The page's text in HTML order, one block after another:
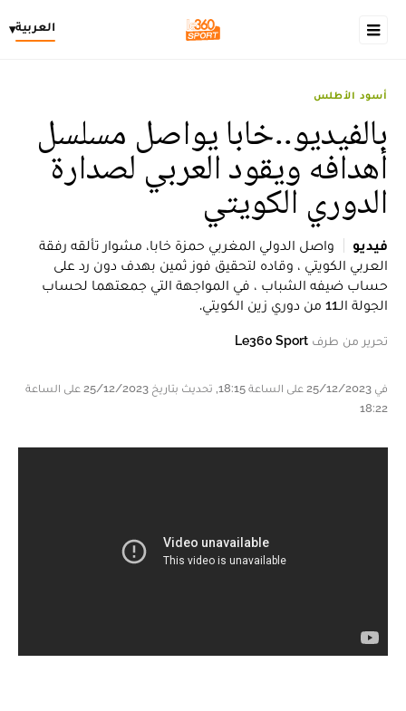
العربية▾
أسود الأطلس
بالفيديو..خابا يواصل مسلسل
أهدافه ويقود العربي لصدارة
الدوري الكويتي
فيديو
واصل الدولي المغربي حمزة خابا، مشوار تألقه رفقة
العربي الكويتي ، وقاده لتحقيق فوز ثمين بهدف دون رد على
حساب ضيفه الشباب ، في المواجهة التي جمعتهما لحساب
الجولة الـ11 من دوري زين الكويتي.
تحرير من طرف Le360 Sport
في 25/12/2023 على الساعة 18:15, تحديث بتاريخ 25/12/2023 على الساعة
18:22